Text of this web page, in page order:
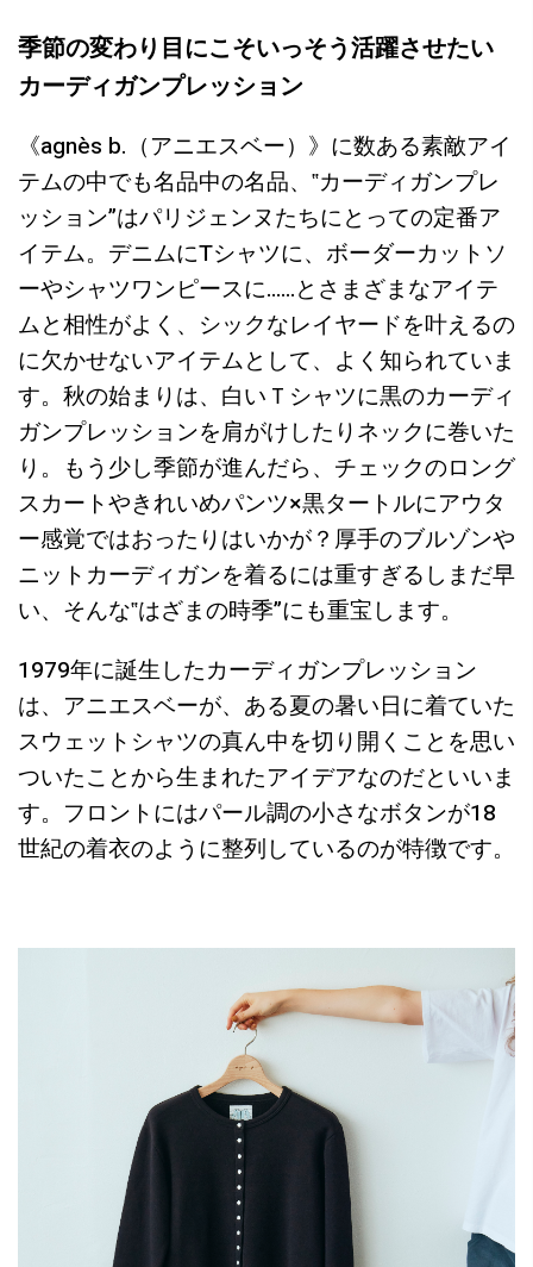
季節の変わり目にこそいっそう活躍させたい
カーディガンプレッション
《agnès b.（アニエスベー）》に数ある素敵アイ
テムの中でも名品中の名品、‟カーディガンプレ
ッション”はパリジェンヌたちにとっての定番ア
イテム。デニムにTシャツに、ボーダーカットソ
ーやシャツワンピースに……とさまざまなアイテ
ムと相性がよく、シックなレイヤードを叶えるの
に欠かせないアイテムとして、よく知られていま
す。秋の始まりは、白いＴシャツに黒のカーディ
ガンプレッションを肩がけしたりネックに巻いた
り。もう少し季節が進んだら、チェックのロング
スカートやきれいめパンツ×黒タートルにアウタ
ー感覚ではおったりはいかが？厚手のブルゾンや
ニットカーディガンを着るには重すぎるしまだ早
い、そんな‟はざまの時季”にも重宝します。
1979年に誕生したカーディガンプレッション
は、アニエスベーが、ある夏の暑い日に着ていた
スウェットシャツの真ん中を切り開くことを思い
ついたことから生まれたアイデアなのだといいま
す。フロントにはパール調の小さなボタンが18
世紀の着衣のように整列しているのが特徴です。